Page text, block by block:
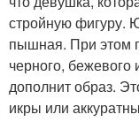
стройную фигуру.
пышная. При этом
черного, бежевого
дополнит образ.
икры или